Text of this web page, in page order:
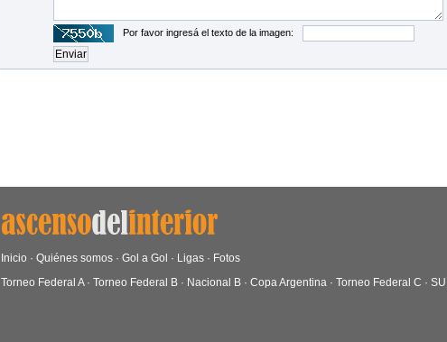
Por favor ingresá el texto de la imagen:
Inicio · Quiénes somos · Gol a Gol · Ligas · Fotos
Torneo Federal A· Torneo Federal B · Nacional B · Copa Argentina · Torneo Federal C ·